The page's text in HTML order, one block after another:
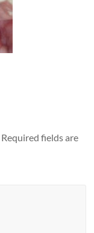
Required fields are